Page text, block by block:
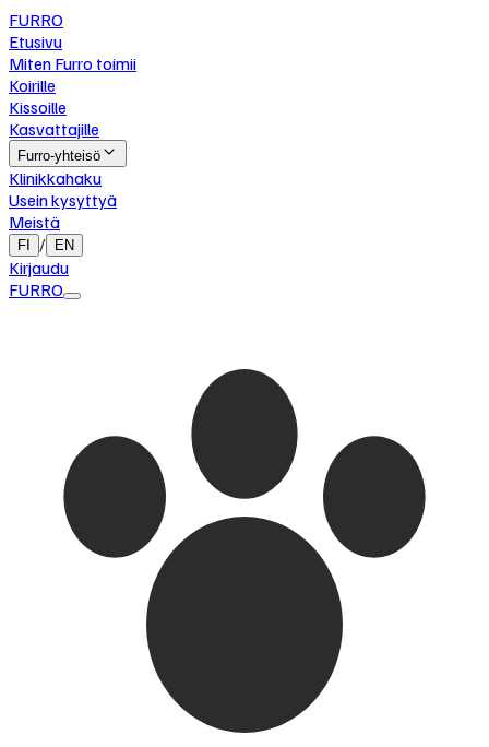
FURRO
Etusivu
Miten Furro toimii
Koirille
Kissoille
Kasvattajille
Furro-yhteisö
Klinikkahaku
Usein kysyttyä
Meistä
FI / EN
Kirjaudu
FURRO